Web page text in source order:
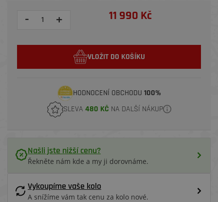
- + 11 990 Kč
VLOŽIT DO KOŠÍKU
HODNOCENÍ OBCHODU 100%
SLEVA 480 KČ NA DALŠÍ NÁKUP
Našli jste nižší cenu?
Řekněte nám kde a my ji dorovnáme.
Vykoupíme vaše kolo
A snížíme vám tak cenu za kolo nové.